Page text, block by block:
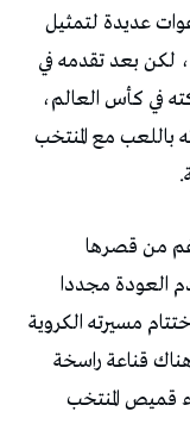
عديدة لتمثيل
لكن بعد تقدمه في
في كأس العالم،
باللعب مع المنتخب
من قصرها
العودة مجددا
مسيرته الكروية
هناك قناعة راسخة
قميص المنتخب